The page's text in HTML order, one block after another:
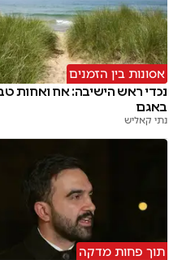
אסונות בין הזמנים
נכדי ראש הישיבה: אח ואחות
באגם
נתי קאליש
תוך פחות מדקה